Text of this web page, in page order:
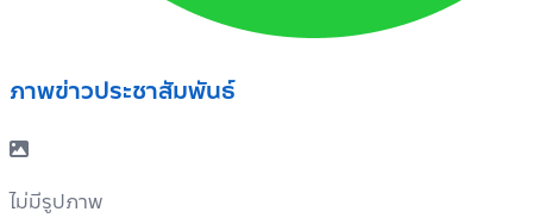
ภาพข่าวประชาสัมพันธ์
ไม่มีรูปภาพ